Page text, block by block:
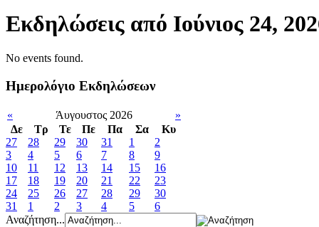
Εκδηλώσεις από Ιούνιος 24,
No events found.
Ημερολόγιο Εκδηλώσεων
« Άυγουστος 2026
»
Δε
Tρ Τε Πε Πα Σα
Κυ
27
28 29 30 31 1
2
3
4 5 6 7 8
9
10
11 12 13 14 15
16
17
18 19 20 21 22
23
24
25 26 27 28 29
30
31
1 2 3 4 5
6
Αναζήτηση...